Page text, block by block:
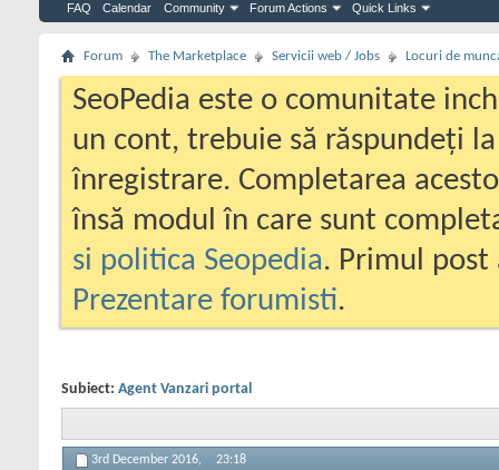
FAQ Calendar Community Forum Actions Quick Links
Forum The Marketplace Servicii web / Jobs Locuri de
SeoPedia este o comunitate
un cont, trebuie să răspundeți
înregistrare. Completarea
însă modul în care sunt
si politica Seopedia. Primul
Prezentare forumisti.
Subiect: Agent Vanzari portal
3rd December 2016, 23:18